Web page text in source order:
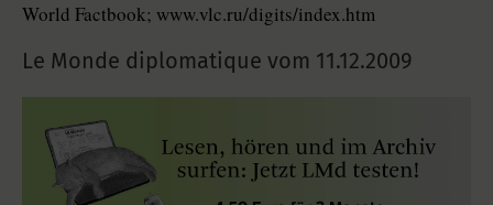
World Factbook; www.vlc.ru/digits/index.htm
Le Monde diplomatique vom 11.12.2009